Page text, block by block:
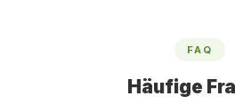
FAQ
Häufige